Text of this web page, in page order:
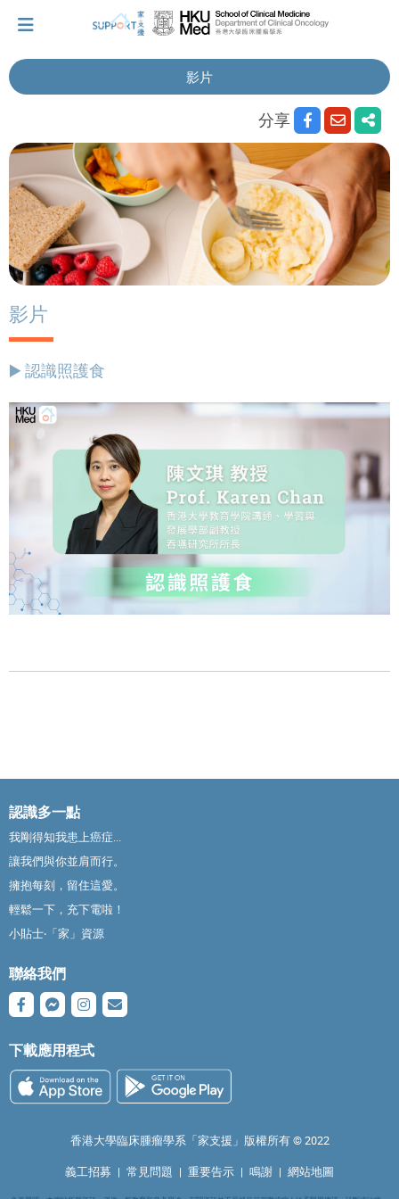
讓我們與你並肩而行。
擁抱每刻，留住這愛。
輕鬆一下，充下電啦！
小貼士‧「家」資源
影片
分享
影片
▶️ 認識照護食
認識多一點
我剛得知我患上癌症...
讓我們與你並肩而行。
擁抱每刻，留住這愛。
輕鬆一下，充下電啦！
小貼士‧「家」資源
聯絡我們
下載應用程式
香港大學臨床腫瘤學系「家支援」版權所有 ©️ 2022
義工招募 | 常見問題 | 重要告示 | 鳴謝 | 網站地圖